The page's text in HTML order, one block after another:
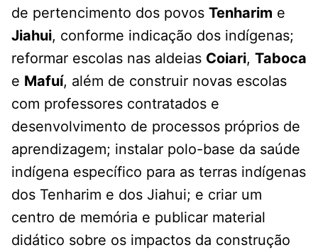
de pertencimento dos povos Tenharim e
Jiahui, conforme indicação dos indígenas;
reformar escolas nas aldeias Coiari, Taboca
e Mafuí, além de construir novas escolas
com professores contratados e
desenvolvimento de processos próprios de
aprendizagem; instalar polo-base da saúde
indígena específico para as terras indígenas
dos Tenharim e dos Jiahui; e criar um
centro de memória e publicar material
didático sobre os impactos da construção